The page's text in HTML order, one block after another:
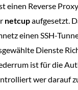
einen Reverse
netcupaufgesetzt.
einen SSH-
Dienste
ist für die
wer darauf